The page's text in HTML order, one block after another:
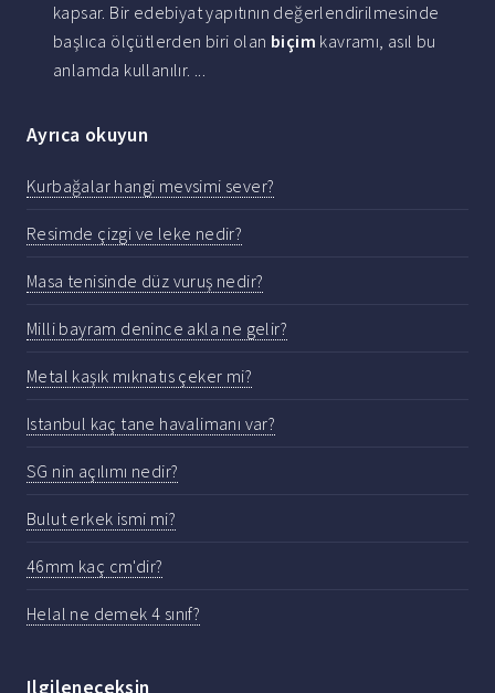
kapsar. Bir edebiyat yapıtının değerlendirilmesinde
başlıca ölçütlerden biri olan biçim kavramı, asıl bu
anlamda kullanılır. ...
Ayrıca okuyun
Kurbağalar hangi mevsimi sever?
Resimde çizgi ve leke nedir?
Masa tenisinde düz vuruş nedir?
Milli bayram denince akla ne gelir?
Metal kaşık mıknatıs çeker mi?
Istanbul kaç tane havalimanı var?
SG nin açılımı nedir?
Bulut erkek ismi mi?
46mm kaç cm'dir?
Helal ne demek 4 sınıf?
Ilgileneceksin